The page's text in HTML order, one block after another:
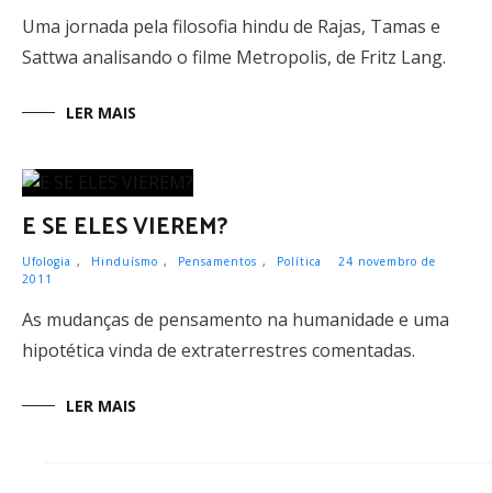
Uma jornada pela filosofia hindu de Rajas, Tamas e
Sattwa analisando o filme Metropolis, de Fritz Lang.
LER MAIS
E SE ELES VIEREM?
Ufologia , Hinduísmo , Pensamentos , Política
24 novembro de
2011
As mudanças de pensamento na humanidade e uma
hipotética vinda de extraterrestres comentadas.
LER MAIS